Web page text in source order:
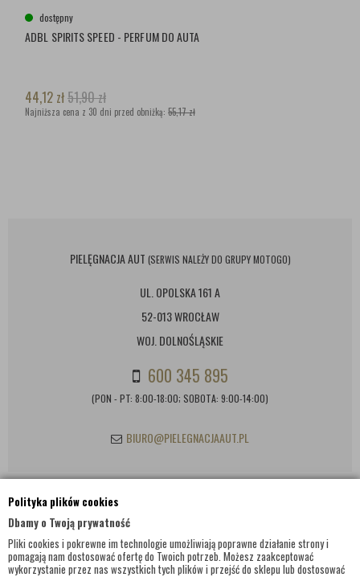
Polityka plików cookies
Dbamy o Twoją prywatność
Pliki cookies i pokrewne im technologie umożliwiają poprawne działanie strony i
pomagają nam dostosować ofertę do Twoich potrzeb. Możesz zaakceptować
wykorzystanie przez nas wszystkich tych plików i przejść do sklepu lub dostosować
dostępny
ADBL SPIRITS SPEED - PERFUM DO AUTA
44,12 zł51,90zł
Najniższa cena z 30 dni przed obniżką: 55,17 zł
PIELĘGNACJA AUT (SERWIS NALEŻY DO GRUPY MOTOGO)
UL. OPOLSKA 161 A
52-013 WROCŁAW
WOJ. DOLNOŚLĄSKIE
600 345 895
(PON - PT: 8:00-18:00; SOBOTA: 9:00-14:00)
BIURO@PIELEGNACJAAUT.PL
INFORMACJE KONTAKTOWE